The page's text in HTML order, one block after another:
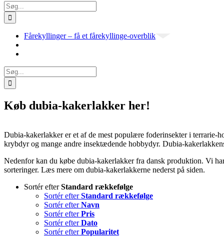
Søg
efter:
Fårekyllinger – få et fårekyllinge-overblik
Søg
efter:
Køb dubia-kakerlakker her!
Dubia-kakerlakker er et af de mest populære foderinsekter i terrarie-
krybdyr og mange andre insektædende hobbydyr. Dubia-
Nedenfor kan du købe dubia-kakerlakker fra dansk produktion. Vi
sorteringer. Læs mere om dubia-kakerlakkerne nederst på siden.
Sortér efterStandard rækkefølge
Sortér efterStandard rækkefølge
Sortér efterNavn
Sortér efterPris
Sortér efterDato
Sortér efterPopularitet